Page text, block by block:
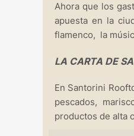
Ahora que los
apuesta en la
flamenco, la
LA CARTA DE
En Santorini
pescados,
productos de alta